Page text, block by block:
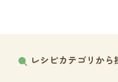
レシピカテゴリから